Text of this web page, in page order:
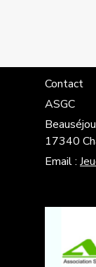
Contact
ASGC
17340
Email :